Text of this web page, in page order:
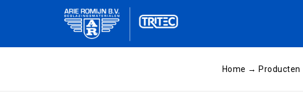
Home → Producten